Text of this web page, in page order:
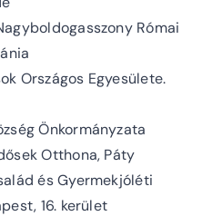
Római
Országos Egyesülete.
Önkormányzata
Otthona, Páty
és Gyermekjóléti
16. kerület